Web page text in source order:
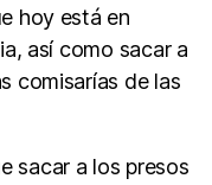
hoy está en
así como sacar a
comisarías de las
sacar a los presos